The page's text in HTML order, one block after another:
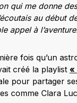
qui me donne
au début
appel à
fois qu’un
créé la playlist «
pour partager
comme Clara